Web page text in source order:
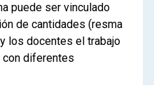
puede ser vinculado
de cantidades (resma
los docentes el trabajo
con diferentes